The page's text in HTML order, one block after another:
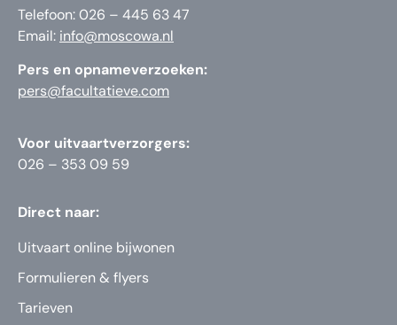
Telefoon: 026 – 445 63 47
Email: info@moscowa.nl
Pers en opnameverzoeken:
pers@facultatieve.com
Voor uitvaartverzorgers:
026 – 353 09 59
Direct naar:
Uitvaart online bijwonen
Formulieren & flyers
Tarieven